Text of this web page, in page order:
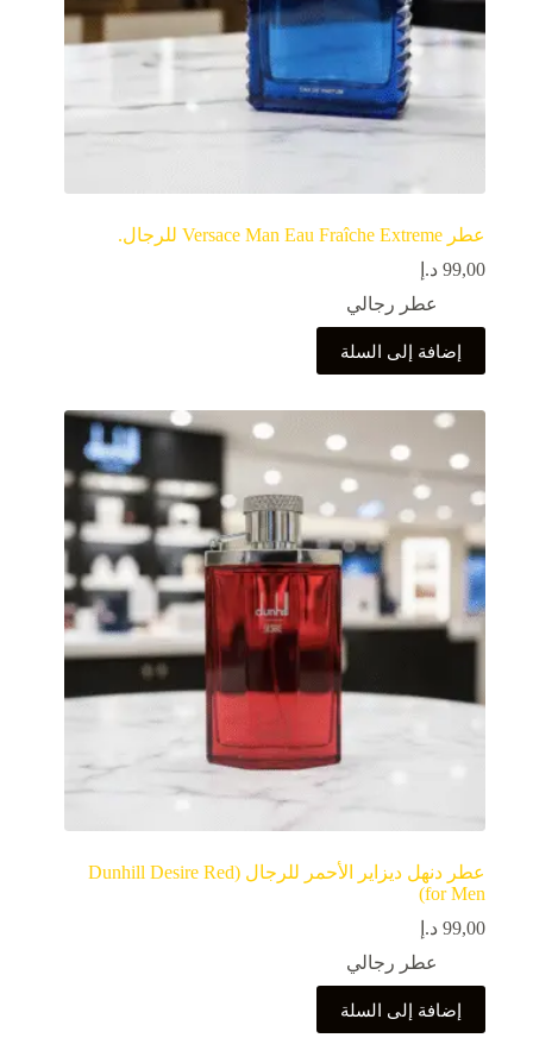
عطر Versace Man Eau Fraîche Extreme للرجال.
99,00 د.إ
عطر رجالي
إضافة إلى السلة
عطر دنهل ديزاير الأحمر للرجال (Dunhill Desire Red
for Men)
99,00 د.إ
عطر رجالي
إضافة إلى السلة